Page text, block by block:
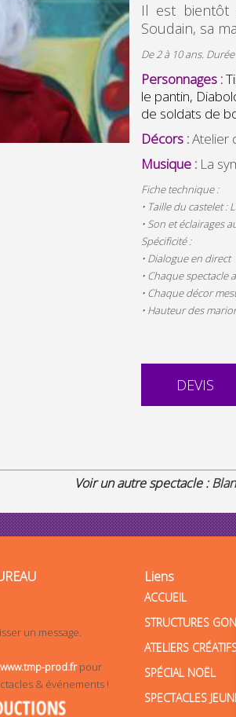
Il est bientôt
Soudain, sa
De 2 à 10 ans.
Personnages :
le pantin,
de soldats de
Décors :Atelier
Musique : La
Fiche technique :
• Taille du castelet :
• Son et éclairages
Spécificité :
• Dialogue en direct
• Chaque spectacle
• Chaque décor
• Hauteur des
DEVIS
Voir un autre spectacle :
un message.
www.tmp-prod.frpour
& événements !
Liens
ACCUEIL
STRUCTURES
ATELIERS
SPÉCIAL NOËL
SPECTACLES